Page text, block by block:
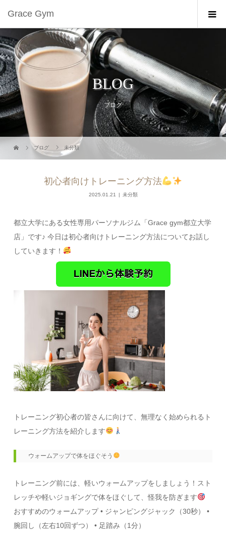
Grace Gym
BLOG
ブログ
ブログ 未分類
初心者向けトレーニング方法
2025.01.21 未分類
都立大学にある女性専用パーソナルジム「Grace gym都立大学
店」です♪ 今日は初心者向けトレーニング方法についてお話し
していきます！
トレーニング初心者の皆さんに向けて、無理なく始められるト
レーニング方法を紹介します
ウォームアップで体をほぐそう
トレーニング前には、軽いウォームアップをしましょう！スト
レッチや軽いジョギングで体をほぐして、怪我を防ぎます
おすすめのウォームアップ • ジャンピングジャック（30秒） •
腕回し（左右10回ずつ） • 足踏み（1分）